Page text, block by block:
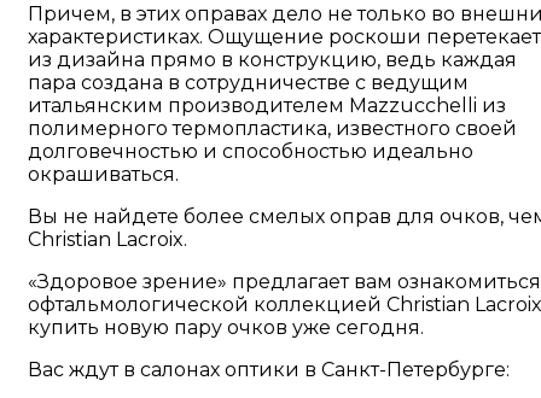
Причем, в этих оправах дело не только во
характеристиках. Ощущение роскоши перетекает
из дизайна прямо в конструкцию, ведь каждая
пара создана в сотрудничестве с ведущим
итальянским производителем Mazzucchelli из
полимерного термопластика, известного своей
долговечностью и способностью идеально
окрашиваться.
Вы не найдете более смелых оправ для очков,
Christian Lacroix.
«Здоровое зрение» предлагает вам
офтальмологической коллекцией Christian
купить новую пару очков уже сегодня.
Вас ждут в салонах оптики в Санкт-Петербурге: